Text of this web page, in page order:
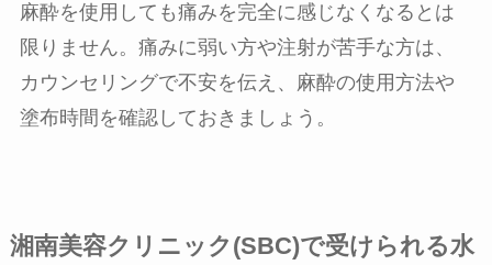
麻酔を使用しても痛みを完全に感じなくなるとは
限りません。痛みに弱い方や注射が苦手な方は、
カウンセリングで不安を伝え、麻酔の使用方法や
塗布時間を確認しておきましょう。
湘南美容クリニック(SBC)で受けられる水